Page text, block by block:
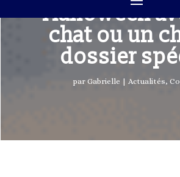
Halloween
chat ou un
dossier
par Gabrielle | Actualités,